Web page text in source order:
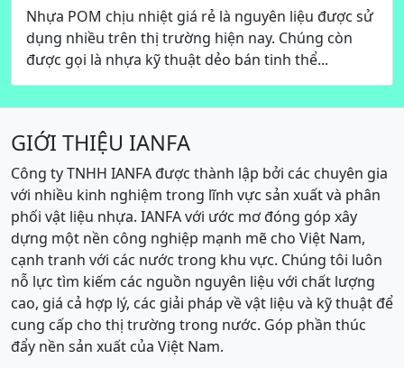
Nhựa POM chịu nhiệt giá rẻ là nguyên liệu được sử
dụng nhiều trên thị trường hiện nay. Chúng còn
được gọi là nhựa kỹ thuật dẻo bán tinh thể...
GIỚI THIỆU IANFA
Công ty TNHH IANFA được thành lập bởi các chuyên gia
với nhiều kinh nghiệm trong lĩnh vực sản xuất và phân
phối vật liệu nhựa. IANFA với ước mơ đóng góp xây
dựng một nền công nghiệp mạnh mẽ cho Việt Nam,
cạnh tranh với các nước trong khu vực. Chúng tôi luôn
nỗ lực tìm kiếm các nguồn nguyên liệu với chất lượng
cao, giá cả hợp lý, các giải pháp về vật liệu và kỹ thuật để
cung cấp cho thị trường trong nước. Góp phần thúc
đẩy nền sản xuất của Việt Nam.